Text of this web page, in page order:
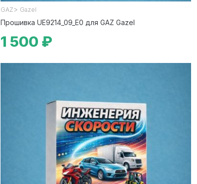
GAZ > Gazel
Прошивка UE9214_09_E0 для GAZ Gazel
1 500 ₽